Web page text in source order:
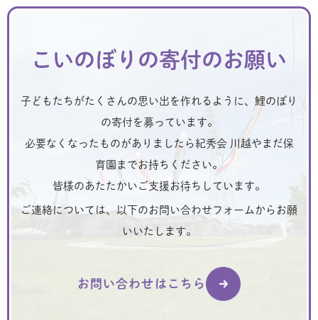
こいのぼりの寄付のお願い
子どもたちがたくさんの思い出を作れるように、鯉のぼり
の寄付を募っています。
必要なくなったものがありましたら紀秀会 川越やまだ保
育園までお持ちください。
皆様のあたたかいご支援お待ちしています。
ご連絡については、以下のお問い合わせフォームからお願
いいたします。
お問い合わせはこちら